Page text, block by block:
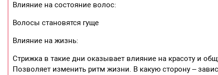
Влияние на состояние волос:
Волосы становятся гуще
Влияние на жизнь:
Стрижка в такие дни оказывает влияние на красоту и
Позволяет изменить ритм жизни. В какую сторону –